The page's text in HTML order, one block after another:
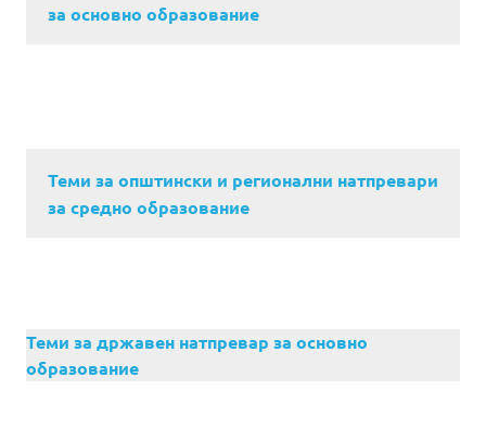
за основно образование
Теми за општински и регионални натпревари
за средно образование
Теми за државен натпревар за основно
образование